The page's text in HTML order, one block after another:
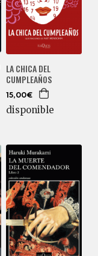
LA CHICA DEL
CUMPLEAÑOS
15,00€
disponible